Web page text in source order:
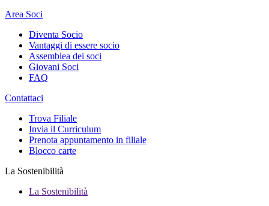
Area Soci
Diventa Socio
Vantaggi di essere socio
Assemblea dei soci
Giovani Soci
FAQ
Contattaci
Trova Filiale
Invia il Curriculum
Prenota appuntamento in filiale
Blocco carte
La Sostenibilità
La Sostenibilità